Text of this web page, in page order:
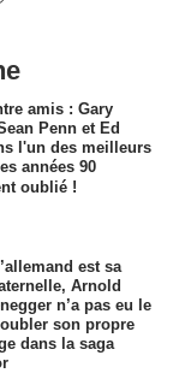
amis : Gary
Penn et Ed
l'un des meilleurs
années 90
oublié !
est sa
Arnold
n’a pas eu le
son propre
dans la saga